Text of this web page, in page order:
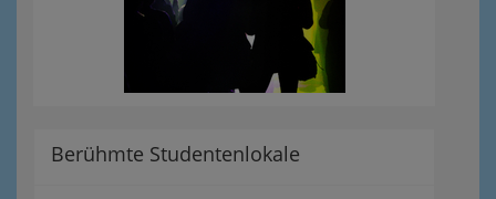
Berühmte Studentenlokale